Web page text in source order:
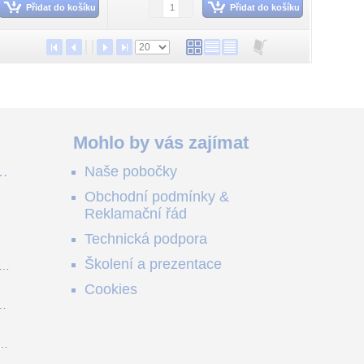
Přidat do košíku Přidat do košíku
Mohlo by vás zajímat
Naše pobočky
Obchodní podmínky &
Reklamační řád
Technická podpora
Školení a prezentace
Cookies